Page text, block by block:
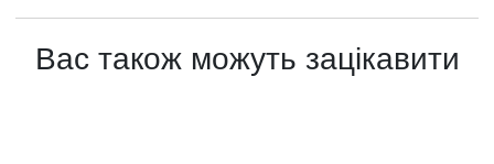
Вас також можуть зацікавити